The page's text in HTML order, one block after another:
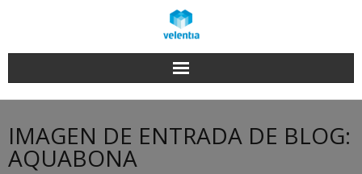
IMAGEN DE ENTRADA DE BLOG:
AQUABONA